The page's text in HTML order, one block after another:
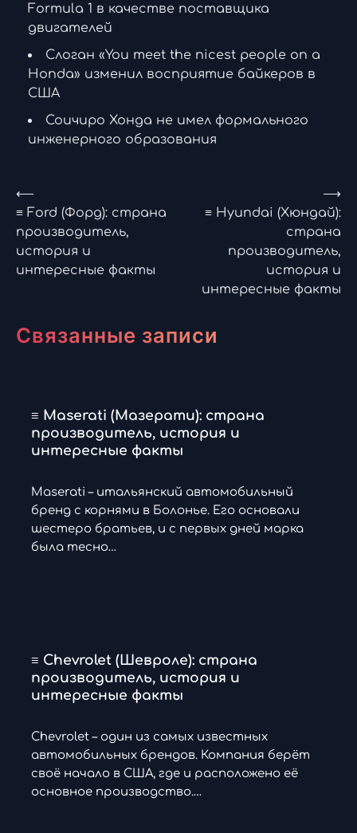
Formula 1 в качестве поставщика
двигателей
Слоган «You meet the nicest people on a
Honda» изменил восприятие байкеров в
США
Соичиро Хонда не имел формального
инженерного образования
Навигация
по
записям
⟵
≡ Ford (Форд): страна
производитель,
история и
интересные факты
≡ Hyundai (Хюндай):
страна
производитель,
история и
интересные факты
⟶
Связанные записи
≡ Maserati (Мазерати): страна
производитель, история и
интересные факты
Maserati – итальянский автомобильный
бренд с корнями в Болонье. Его основали
шестеро братьев, и с первых дней марка
была тесно…
≡ Chevrolet (Шевроле): страна
производитель, история и
интересные факты
Chevrolet – один из самых известных
автомобильных брендов. Компания берёт
своё начало в США, где и расположено её
основное производство.…